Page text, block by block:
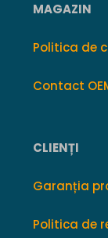
MAGAZIN
Politica de
Contact
CLIENȚI
Garanția
Politica de